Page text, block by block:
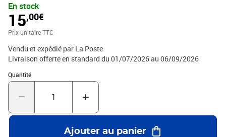
service client par la rubrique «Aide et Contact» sur le Site ou en
envoyant le formulaire de rétractation figurant en annexe 1 des
CGV par voie postale : Service Client Internet - La Boutique - 99
En stock
15,00€
Prix unitaire TTC
Vendu et expédié par La Poste
Livraison offerte en standard du 01/07/2026 au 06/09/2026
Quantité
Quantité : 1
Ajouter au panier